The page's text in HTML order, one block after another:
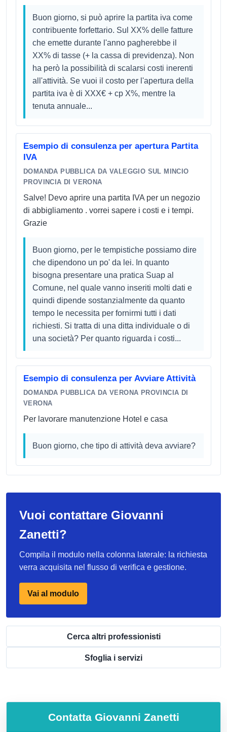
Buon giorno, si può aprire la partita iva come
contribuente forfettario. Sul XX% delle fatture
che emette durante l'anno pagherebbe il
XX% di tasse (+ la cassa di previdenza). Non
ha però la possibilità di scalarsi costi inerenti
all'attività. Se vuoi il costo per l'apertura della
partita iva è di XXX€ + cp X%, mentre la
tenuta annuale...
Esempio di consulenza per apertura Partita
IVA
DOMANDA PUBBLICA DA VALEGGIO SUL MINCIO
PROVINCIA DI VERONA
Salve! Devo aprire una partita IVA per un negozio
di abbigliamento . vorrei sapere i costi e i tempi.
Grazie
Buon giorno, per le tempistiche possiamo dire
che dipendono un po' da lei. In quanto
bisogna presentare una pratica Suap al
Comune, nel quale vanno inseriti molti dati e
quindi dipende sostanzialmente da quanto
tempo le necessita per fornirmi tutti i dati
richiesti. Si tratta di una ditta individuale o di
una società? Per quanto riguarda i costi...
Esempio di consulenza per Avviare Attività
DOMANDA PUBBLICA DA VERONA PROVINCIA DI
VERONA
Per lavorare manutenzione Hotel e casa
Buon giorno, che tipo di attività deva avviare?
Vuoi contattare Giovanni
Zanetti?
Compila il modulo nella colonna laterale: la richiesta
verra acquisita nel flusso di verifica e gestione.
Vai al modulo
Cerca altri professionisti
Sfoglia i servizi
Contatta Giovanni Zanetti